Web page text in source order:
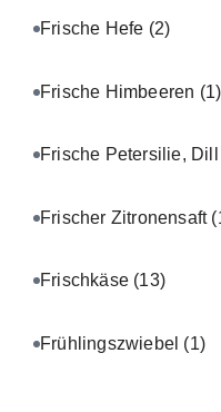
Frische Hefe (2)
Frische Himbeeren (1)
Frische Petersilie,
Frischer Zitronensaft
Frischkäse (13)
Frühlingszwiebel (1)